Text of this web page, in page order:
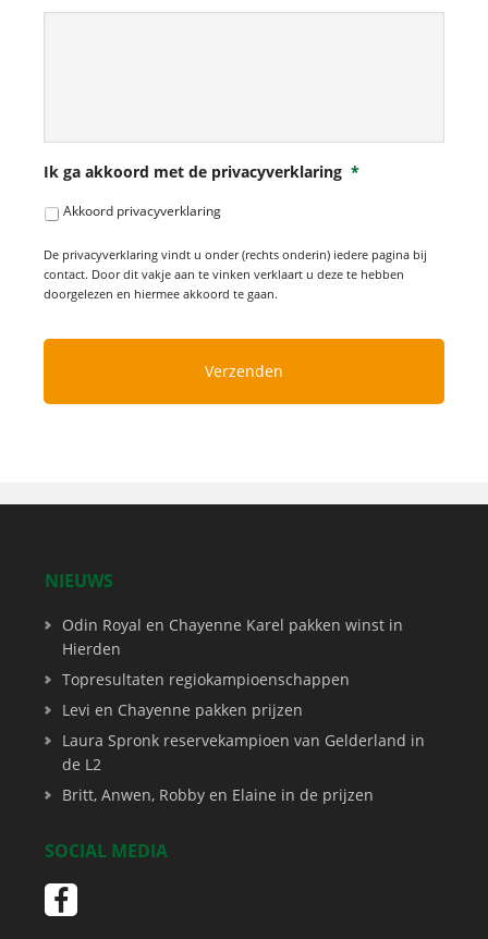
Ik ga akkoord met de privacyverklaring *
Akkoord privacyverklaring
De privacyverklaring vindt u onder (rechts onderin) iedere pagina bij
contact. Door dit vakje aan te vinken verklaart u deze te hebben
doorgelezen en hiermee akkoord te gaan.
NIEUWS
Odin Royal en Chayenne Karel pakken winst in
Hierden
Topresultaten regiokampioenschappen
Levi en Chayenne pakken prijzen
Laura Spronk reservekampioen van Gelderland in
de L2
Britt, Anwen, Robby en Elaine in de prijzen
SOCIAL MEDIA